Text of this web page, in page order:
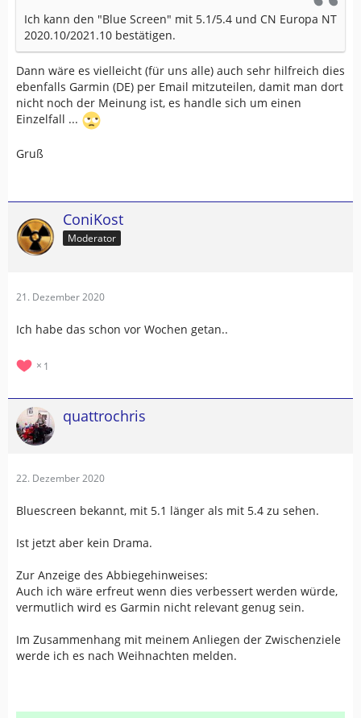
Ich kann den "Blue Screen" mit 5.1/5.4 und CN Europa NT
2020.10/2021.10 bestätigen.
Dann wäre es vielleicht (für uns alle) auch sehr hilfreich dies
ebenfalls Garmin (DE) per Email mitzuteilen, damit man dort
nicht noch der Meinung ist, es handle sich um einen
Einzelfall ...
Gruß
ConiKost
Moderator
21. Dezember 2020
Ich habe das schon vor Wochen getan..
1
quattrochris
22. Dezember 2020
Bluescreen bekannt, mit 5.1 länger als mit 5.4 zu sehen.
Ist jetzt aber kein Drama.
Zur Anzeige des Abbiegehinweises:
Auch ich wäre erfreut wenn dies verbessert werden würde,
vermutlich wird es Garmin nicht relevant genug sein.
Im Zusammenhang mit meinem Anliegen der Zwischenziele
werde ich es nach Weihnachten melden.